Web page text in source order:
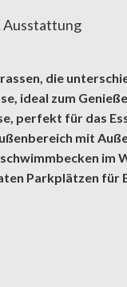
Ausstattung
die
ideal zum
perfekt für das
mit
im
Parkplätzen für